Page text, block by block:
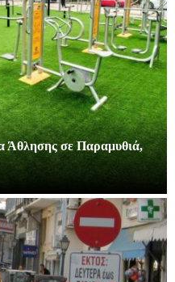
Άθλησης σε Παραμυθιά,